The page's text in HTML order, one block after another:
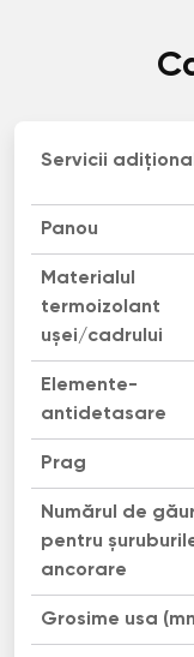
Servicii
Panou
Materialul
termoizolant
uşei/cadrului
Elemente-
antidetasare
Prag
Numărul de
pentru
ancorare
Grosime usa